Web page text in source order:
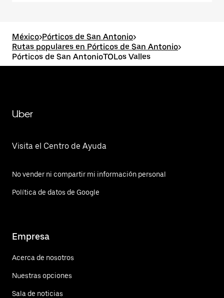
México>Pórticos de San Antonio>
Rutas populares en Pórticos de San Antonio>
Pórticos de San AntonioTOLos Valles
Uber
Visita el Centro de Ayuda
No vender ni compartir mi información personal
Política de datos de Google
Empresa
Acerca de nosotros
Nuestras opciones
Sala de noticias